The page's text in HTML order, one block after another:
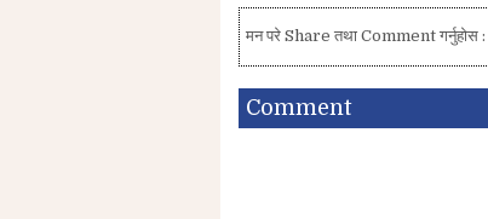
मन परे Share तथा Comment गर्नुहोस :
Comment